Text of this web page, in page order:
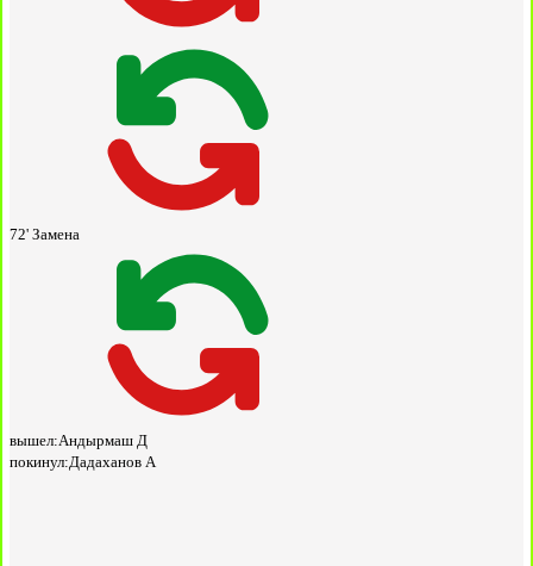
72' Замена
вышел:Андырмаш Д
покинул:Дадаханов А